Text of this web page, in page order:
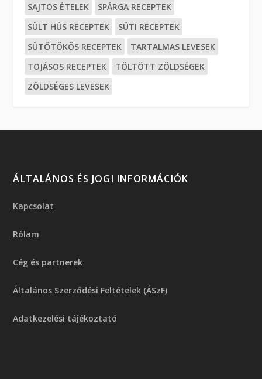
SAJTOS ÉTELEK
SPÁRGA RECEPTEK
SÜLT HÚS RECEPTEK
SÜTI RECEPTEK
SÜTŐTÖKÖS RECEPTEK
TARTALMAS LEVESEK
TOJÁSOS RECEPTEK
TÖLTÖTT ZÖLDSÉGEK
ZÖLDSÉGES LEVESEK
ÁLTALÁNOS ÉS JOGI INFORMÁCIÓK
Kapcsolat
Rólam
Cég és partnerek
Általános Szerződési Feltételek (ÁSzF)
Adatkezelési tájékoztató